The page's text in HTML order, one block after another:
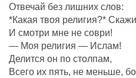
Отвечай без лишних слов:
*Какая твоя религия?* Скажи
И смотри мне не соври!
— Моя религия — Ислам!
Делится он по столпам,
Всего их пять, не меньше,